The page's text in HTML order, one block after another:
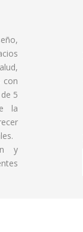
con
5
la
y